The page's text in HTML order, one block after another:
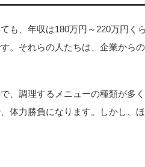
も、年収は180万円～220万円く
。それらの人たちは、企業から
、調理するメニューの種類が多
体力勝負になります。しかし、